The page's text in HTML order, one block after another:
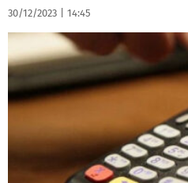
30/12/2023 14:45